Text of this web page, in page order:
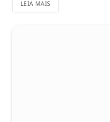
LEIA MAIS